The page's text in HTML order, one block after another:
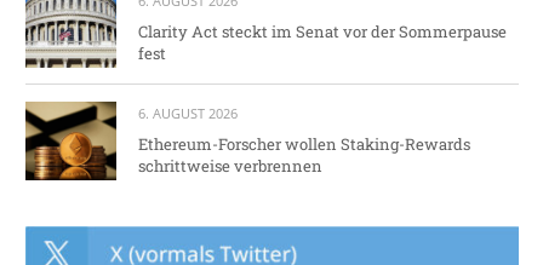
Clarity Act steckt im Senat vor der Sommerpause
fest
6. AUGUST 2026
Ethereum-Forscher wollen Staking-Rewards
schrittweise verbrennen